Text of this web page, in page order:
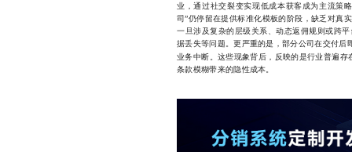
业，通过社交裂变实现低成本获客成为主流策
司”仍停留在提供标准化模板的阶段，缺乏对真
一旦涉及复杂的层级关系、动态返佣规则或跨
据丢失等问题。更严重的是，部分公司在交付后
业务中断。这些现象背后，反映的是行业普遍存
条款模糊带来的隐性成本。